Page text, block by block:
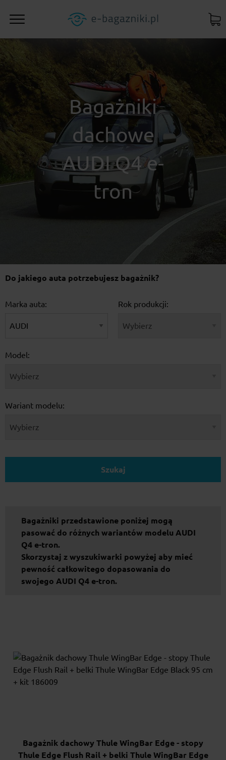
Bagażniki
dachowe
AUDI Q4 e-
tron
Do jakiego auta potrzebujesz bagażnik?
Marka auta: Rok produkcji:
Model:
Wariant modelu:
Szukaj
Bagażniki przedstawione poniżej mogą
pasować do różnych wariantów modelu AUDI
Q4 e-tron.
Skorzystaj z wyszukiwarki powyżej aby mieć
pewność całkowitego dopasowania do
swojego AUDI Q4 e-tron.
Bagażnik dachowy Thule WingBar Edge - stopy
Thule Edge Flush Rail + belki Thule WingBar Edge